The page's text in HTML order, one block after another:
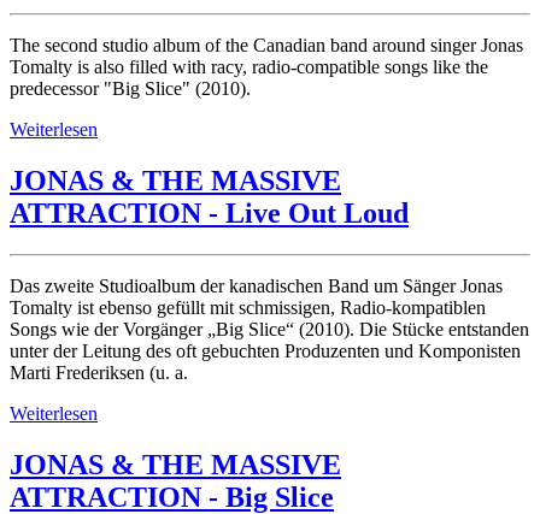
The second studio album of the Canadian band around singer Jonas
Tomalty is also filled with racy, radio-compatible songs like the
predecessor "Big Slice" (2010).
Weiterlesen
JONAS & THE MASSIVE
ATTRACTION - Live Out Loud
Das zweite Studioalbum der kanadischen Band um Sänger Jonas
Tomalty ist ebenso gefüllt mit schmissigen, Radio-kompatiblen
Songs wie der Vorgänger „Big Slice“ (2010). Die Stücke entstanden
unter der Leitung des oft gebuchten Produzenten und Komponisten
Marti Frederiksen (u. a.
Weiterlesen
JONAS & THE MASSIVE
ATTRACTION - Big Slice